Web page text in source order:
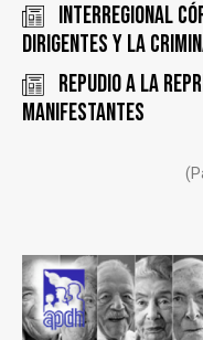
INTERREGIONAL
DIRIGENTES y LA
REPUDIO A LA
MANIFESTANTES